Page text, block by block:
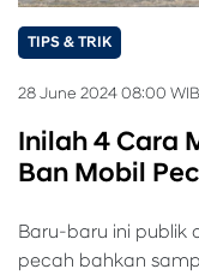
TIPS & TRIK
28 June 2024 08:00 WIB
Inilah 4 Cara
Ban Mobil
Baru-baru ini publik
pecah bahkan